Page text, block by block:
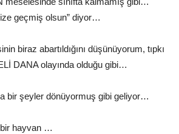
geçmiş olsun” diyor…
biraz abartıldığını düşünüyorum, tıpkı
DANA olayında olduğu gibi…
bir şeyler dönüyormuş gibi geliyor…
bir hayvan …